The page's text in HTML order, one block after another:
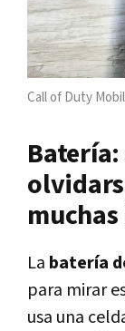
Call of Duty
La batería
para mirar
usa una